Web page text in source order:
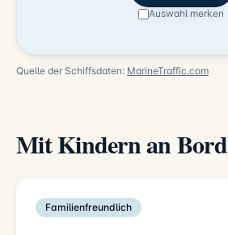
Auswahl merken
Quelle der Schiffsdaten: MarineTraffic.com
Mit Kindern an Bord
Familienfreundlich